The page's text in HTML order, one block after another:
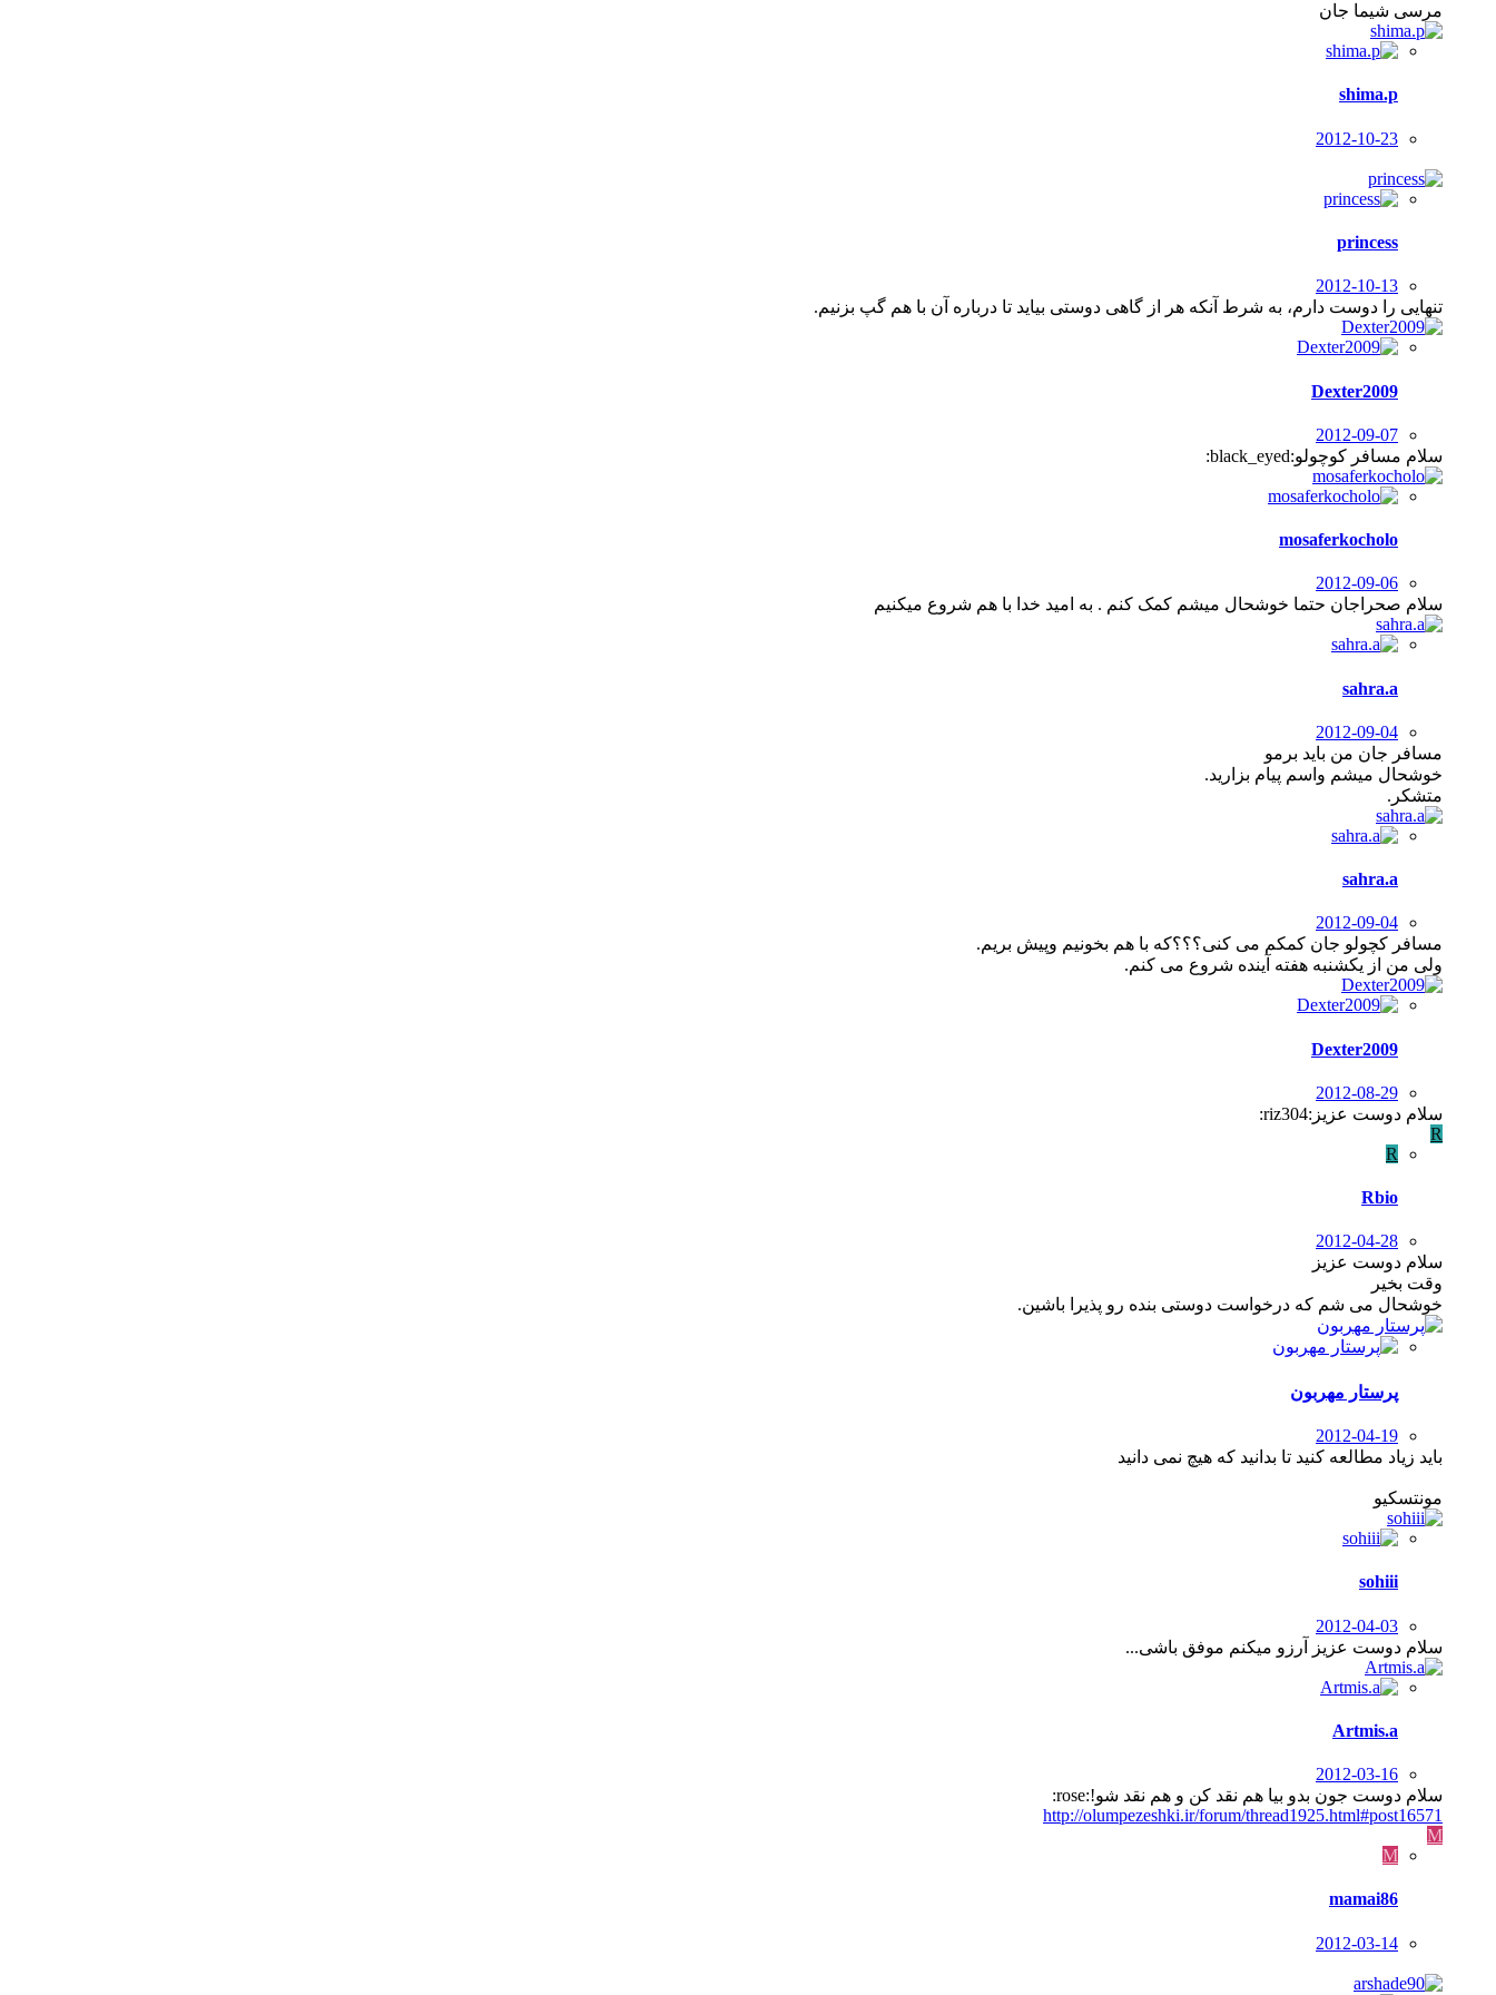
مرسی شیما جان
shima.p
2012-10-23
princess
2012-10-13
تنهایی را دوست دارم، به شرط آنکه هر از گاهی دوستی بیاید تا درباره آن با هم گپ بزنیم.
Dexter2009
2012-09-07
سلام مسافر کوچولو:black_eyed:
mosaferkocholo
2012-09-06
سلام صحراجان حتما خوشحال میشم کمک کنم . به امید خدا با هم شروع میکنیم
sahra.a
2012-09-04
مسافر جان من باید برمو
خوشحال میشم واسم پیام بزارید.
متشکر.
sahra.a
2012-09-04
مسافر کچولو جان کمکم می کنی؟؟؟که با هم بخونیم وپیش بریم.
ولی من از یکشنبه هفته آینده شروع می کنم.
Dexter2009
2012-08-29
سلام دوست عزیز:riz304:
R
R
Rbio
2012-04-28
سلام دوست عزیز
وقت بخیر
خوشحال می شم که درخواست دوستی بنده رو پذیرا باشین.
پرستار مهربون
2012-04-19
باید زیاد مطالعه کنید تا بدانید که هیچ نمی دانید
مونتسکیو
sohiii
2012-04-03
سلام دوست عزیز آرزو میکنم موفق باشی...
Artmis.a
2012-03-16
سلام دوست جون بدو بیا هم نقد کن و هم نقد شو!:rose:
http://olumpezeshki.ir/forum/thread1925.html#post16571
M
M
mamai86
2012-03-14